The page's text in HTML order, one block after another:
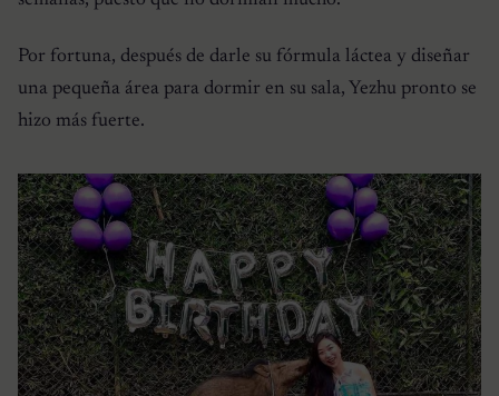
Por fortuna, después de darle su fórmula láctea y diseñar
una pequeña área para dormir en su sala, Yezhu pronto se
hizo más fuerte.